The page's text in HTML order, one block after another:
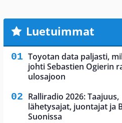
Luetuimmat
Toyotan data paljasti,
johti Sebastien Ogierin
ulosajoon
Ralliradio 2026: Taajuus,
lähetysajat, juontajat ja
Suonissa